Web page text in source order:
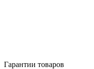
Гарантии товаров